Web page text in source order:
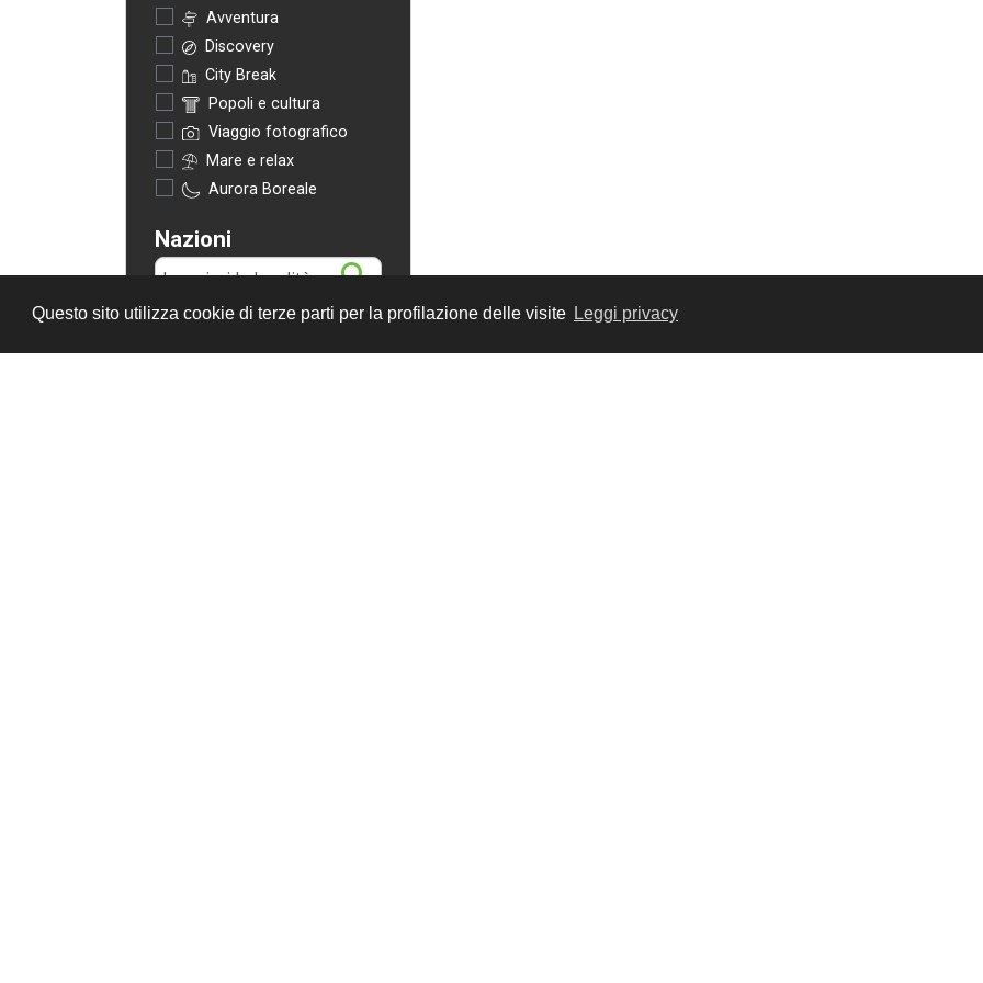
Questo sito utilizza cookie di terze parti per la profilazione delle visite Leggi privacy
Avventura
Discovery
City Break
Popoli e cultura
Viaggio fotografico
Mare e relax
Aurora Boreale
Nazioni